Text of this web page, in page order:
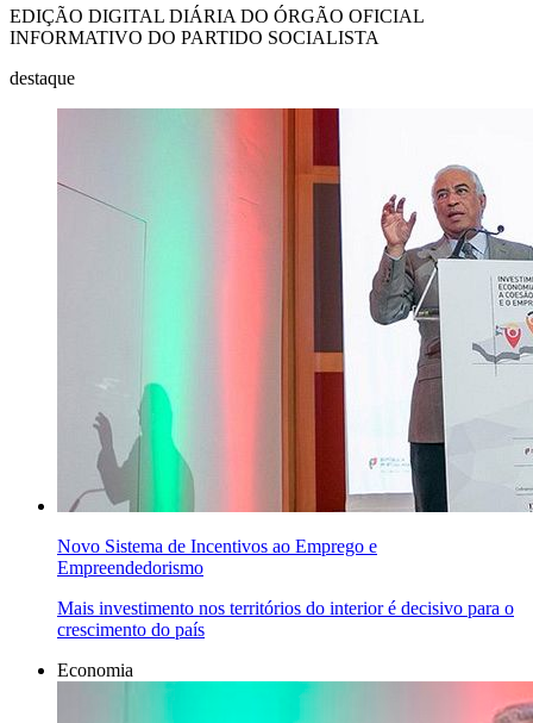
EDIÇÃO DIGITAL DIÁRIA DO ÓRGÃO OFICIAL
INFORMATIVO DO PARTIDO SOCIALISTA
destaque
Novo Sistema de Incentivos ao Emprego e
Empreendedorismo
Mais investimento nos territórios do interior é decisivo para o
crescimento do país
Economia